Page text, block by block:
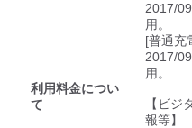
利用料金につい
て
2017/
用。
[普通充
2017/
用。
【ビジ
報等】